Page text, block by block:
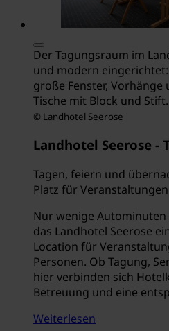
Der Tagungsraum im
und modern
große Fenster,
Tische mit Block und Stift.
© Landhotel Seerose
Landhotel Seerose -
Tagen, feiern und
Platz für
Nur wenige
das Landhotel Seerose
Location für
Personen. Ob Tagung,
hier verbinden sich
Betreuung und eine
Weiterlesen